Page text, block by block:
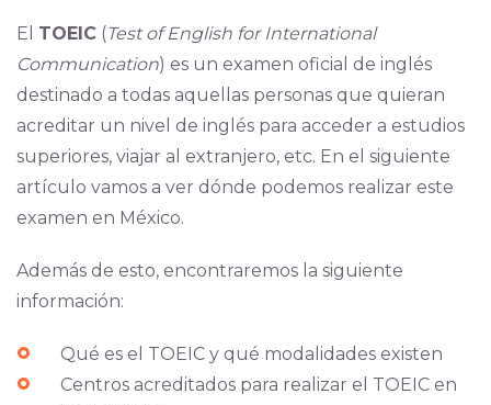
El TOEIC (Test of English for International
Communication) es un examen oficial de inglés
destinado a todas aquellas personas que quieran
acreditar un nivel de inglés para acceder a estudios
superiores, viajar al extranjero, etc. En el siguiente
artículo vamos a ver dónde podemos realizar este
examen en México.
Además de esto, encontraremos la siguiente
información:
Qué es el TOEIC y qué modalidades existen
Centros acreditados para realizar el TOEIC en